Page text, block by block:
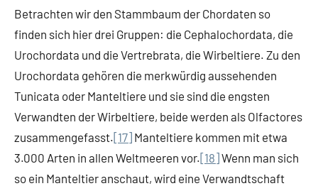
Betrachten wir den Stammbaum der Chordaten so
finden sich hier drei Gruppen: die Cephalochordata, die
Urochordata und die Vertrebrata, die Wirbeltiere. Zu den
Urochordata gehören die merkwürdig aussehenden
Tunicata oder Manteltiere und sie sind die engsten
Verwandten der Wirbeltiere, beide werden als Olfactores
zusammengefasst.[17] Manteltiere kommen mit etwa
3.000 Arten in allen Weltmeeren vor.[18]Wenn man sich
so ein Manteltier anschaut, wird eine Verwandtschaft